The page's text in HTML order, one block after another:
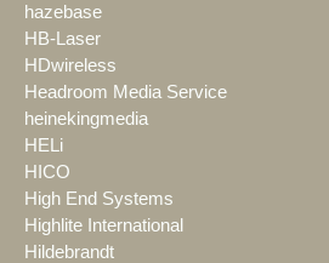
hazebase
HB-Laser
HDwireless
Headroom Media Service
heinekingmedia
HELi
HICO
High End Systems
Highlite International
Hildebrandt